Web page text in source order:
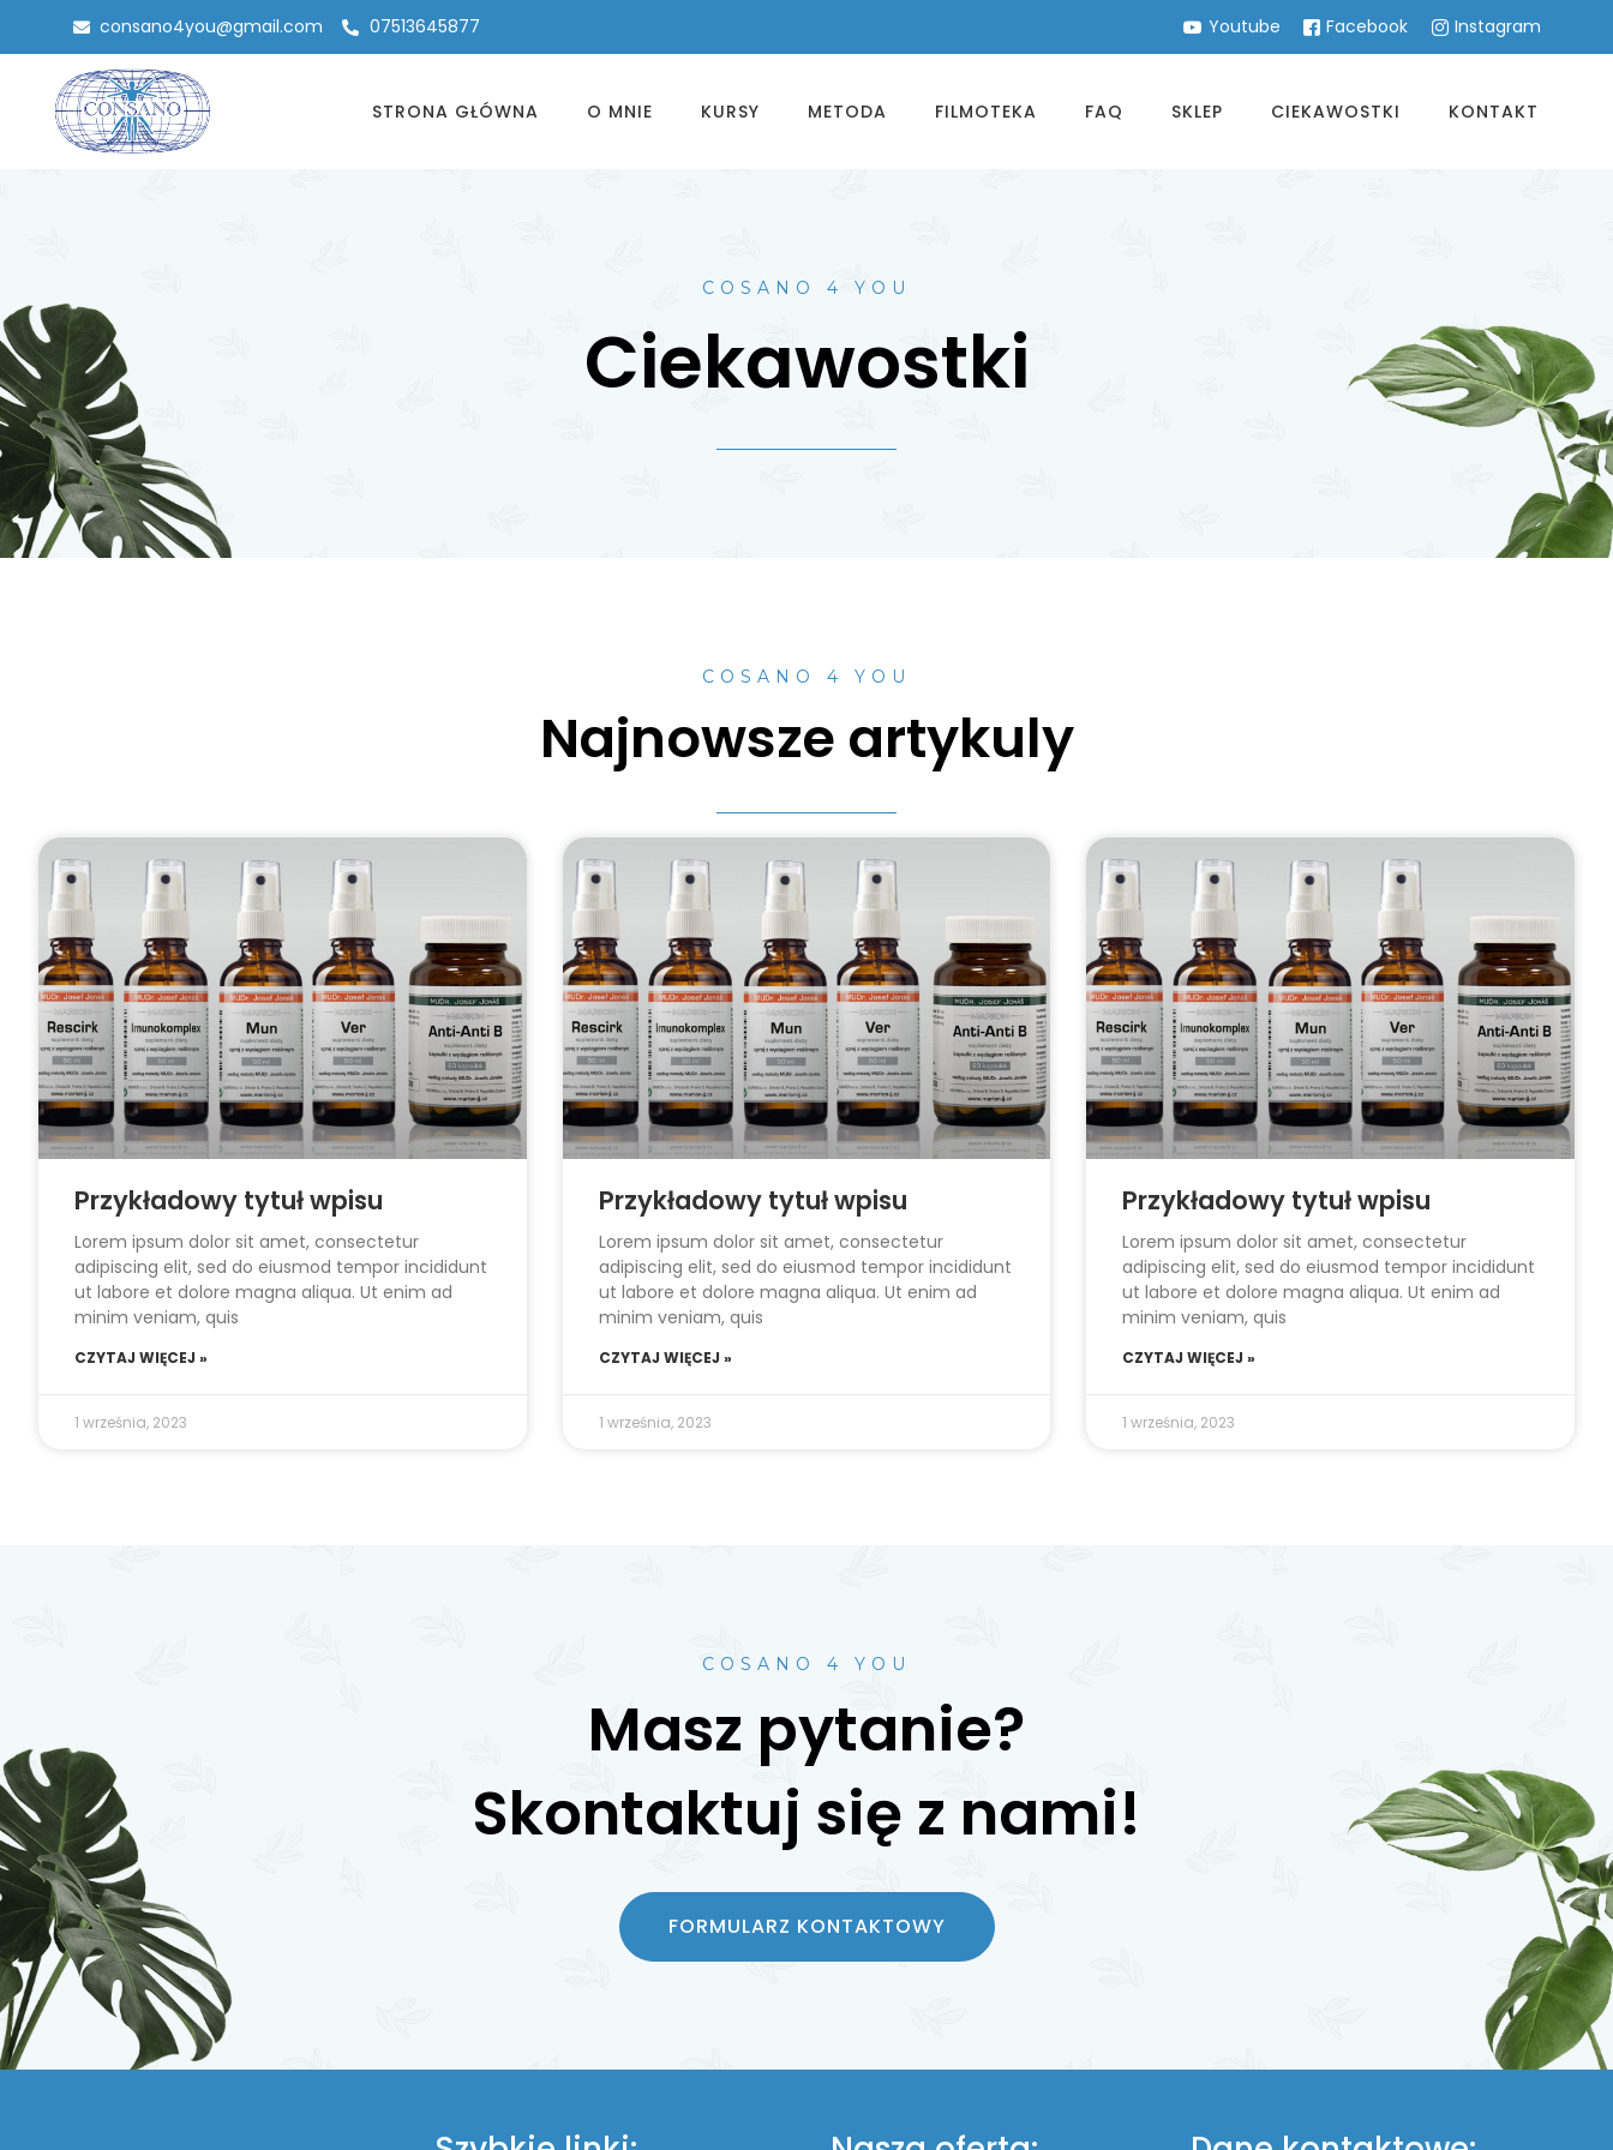
consano4you@gmail.com 07513645877 Youtube Facebook Instagram
STRONA GŁÓWNA O MNIE KURSY METODA FILMOTEKA FAQ SKLEP CIEKAWOSTKI KONTAKT
COSANO 4 YOU
Ciekawostki
COSANO 4 YOU
Najnowsze artykuly
Przykładowy tytuł wpisu
Lorem ipsum dolor sit amet, consectetur
adipiscing elit, sed do eiusmod tempor incididunt
ut labore et dolore magna aliqua. Ut enim ad
minim veniam, quis
CZYTAJ WIĘCEJ »
1 września, 2023
Przykładowy tytuł wpisu
Lorem ipsum dolor sit amet, consectetur
adipiscing elit, sed do eiusmod tempor incididunt
ut labore et dolore magna aliqua. Ut enim ad
minim veniam, quis
CZYTAJ WIĘCEJ »
1 września, 2023
Przykładowy tytuł wpisu
Lorem ipsum dolor sit amet, consectetur
adipiscing elit, sed do eiusmod tempor incididunt
ut labore et dolore magna aliqua. Ut enim ad
minim veniam, quis
CZYTAJ WIĘCEJ »
1 września, 2023
COSANO 4 YOU
Masz pytanie?
Skontaktuj się z nami!
FORMULARZ KONTAKTOWY